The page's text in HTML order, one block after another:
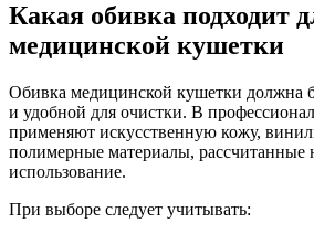
Какая обивка подходит
медицинской кушетки
Обивка медицинской кушетки должна
и удобной для очистки. В
применяют искусственную кожу,
полимерные материалы, рассчитанные
использование.
При выборе следует учитывать: